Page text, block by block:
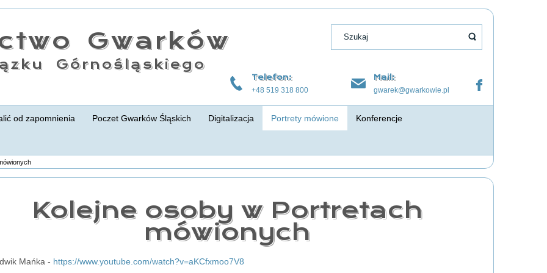
Gwarków
Górnośląskiego
Telefon:
+48 519 318 800
Mail:
gwarek@gwarkowie.pl
od zapomnienia Poczet Gwarków Śląskich Digitalizacja Portrety mówione Konferencje
Kolejne osoby w Portretach
mówionych
Mańka - https://www.youtube.com/watch?v=aKCfxmoo7V8